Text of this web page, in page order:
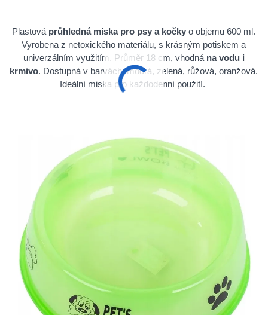
Plastová průhledná miska pro psy a kočky o objemu 600 ml.
Vyrobena z netoxického materiálu, s krásným potiskem a
univerzálním využitím. Průměr 18 cm, vhodná na vodu i
krmivo. Dostupná v barvách: modrá, zelená, růžová, oranžová.
Ideální miska pro každodenní použití.